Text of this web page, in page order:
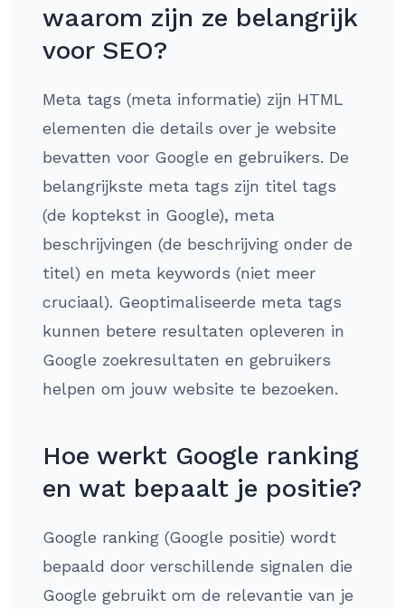
waarom zijn ze belangrijk
voor SEO?
Meta tags (meta informatie) zijn HTML
elementen die details over je website
bevatten voor Google en gebruikers. De
belangrijkste meta tags zijn titel tags
(de koptekst in Google), meta
beschrijvingen (de beschrijving onder de
titel) en meta keywords (niet meer
cruciaal). Geoptimaliseerde meta tags
kunnen betere resultaten opleveren in
Google zoekresultaten en gebruikers
helpen om jouw website te bezoeken.
Hoe werkt Google ranking
en wat bepaalt je positie?
Google ranking (Google positie) wordt
bepaald door verschillende signalen die
Google gebruikt om de relevantie van je